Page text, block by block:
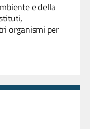
e della
organismi per